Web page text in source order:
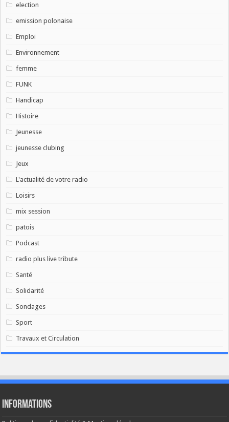
election
emission polonaise
Emploi
Environnement
femme
FUNK
Handicap
Histoire
Jeunesse
jeunesse clubing
Jeux
L'actualité de votre radio
Loisirs
mix session
patois
Podcast
radio plus live tribute
Santé
Solidarité
Sondages
Sport
Travaux et Circulation
Informations